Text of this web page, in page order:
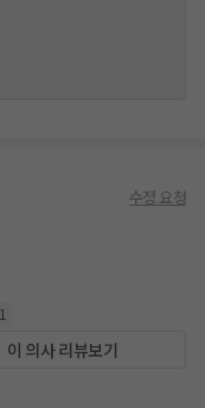
수정 요청
1
이 의사 리뷰보기